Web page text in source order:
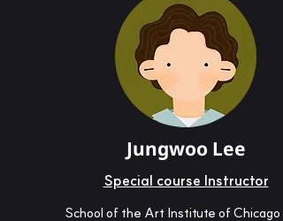
Jungwoo Lee
Special course Instructor
School of the Art Institute of Chicago